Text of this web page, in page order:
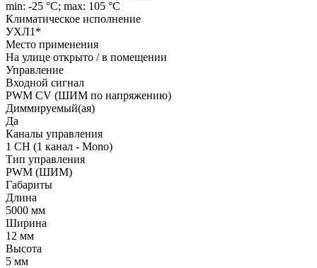
min: -25 °C; max: 105 °C
Климатическое исполнение
УХЛ1*
Место применения
На улице открыто / в помещении
Управление
Входной сигнал
PWM СV (ШИМ по напряжению)
Диммируемый(ая)
Да
Каналы управления
1 CH (1 канал - Mono)
Тип управления
PWM (ШИМ)
Габариты
Длина
5000 мм
Ширина
12 мм
Высота
5 мм